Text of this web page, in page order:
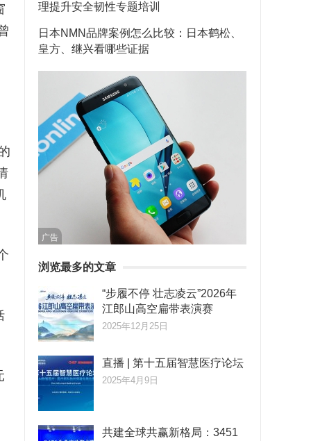
理提升安全韧性专题培训
日本NMN品牌案例怎么比较：日本鹤松、
皇方、继兴看哪些证据
广告
浏览最多的文章
“步履不停 壮志凌云”2026年
江郎山高空扁带表演赛
2025年12月25日
直播 | 第十五届智慧医疗论坛
2025年4月9日
共建全球共赢新格局：3451